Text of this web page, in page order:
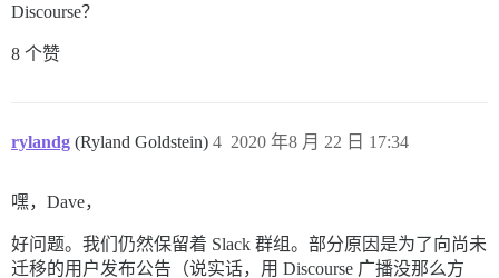
Discourse？
8 个赞
rylandg (Ryland Goldstein) 2020 年8 月 22 日 17:34
4
嘿，Dave，
好问题。我们仍然保留着 Slack 群组。部分原因是为了向尚未
迁移的用户发布公告（说实话，用 Discourse 广播没那么方